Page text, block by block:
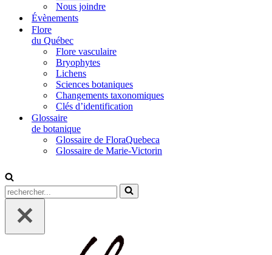
Nous joindre
Évènements
Flore
du Québec
Flore vasculaire
Bryophytes
Lichens
Sciences botaniques
Changements taxonomiques
Clés d’identification
Glossaire
de botanique
Glossaire de FloraQuebeca
Glossaire de Marie-Victorin
Rechercher...